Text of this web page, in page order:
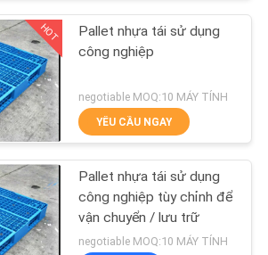
Racking
18
HOT
Pallet nhựa tái sử dụng
công nghiệp
negotiable MOQ:10 MÁY TÍNH
YÊU CẦU NGAY
Pallet nhựa tái sử dụng
công nghiệp tùy chỉnh để
vận chuyển / lưu trữ
negotiable MOQ:10 MÁY TÍNH